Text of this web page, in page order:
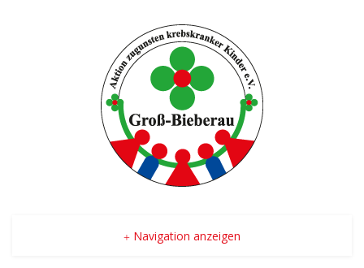
Navigation anzeigen